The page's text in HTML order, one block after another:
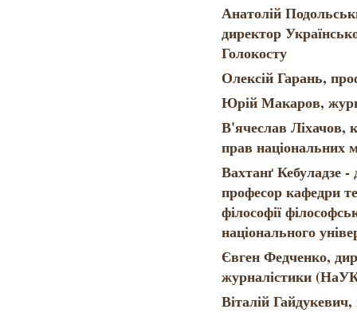
Анатолій
директор
Голокосту
Олексій Гарань,
Юрій Макаров,
В'ячеслав Ліхачов,
прав національних
Вахтанґ Кебуладзе
професор кафедри
філософії
національного
Євген Федченко,
журналістики
Віталій